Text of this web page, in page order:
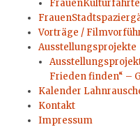
Vorträge /
Ausstellungsprojekte
Frieden finden“ –
Kalender
Kontakt
Impressum